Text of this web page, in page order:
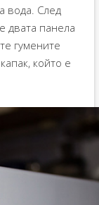
вода. След
двата панела
гумените
който е